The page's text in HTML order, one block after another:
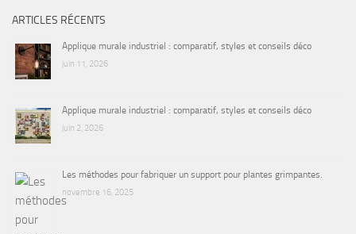
ARTICLES RÉCENTS
Applique murale industriel : comparatif, styles et conseils déco
juin 11, 2026
Applique murale industriel : comparatif, styles et conseils déco
juin 2, 2026
Les méthodes pour fabriquer un support pour plantes grimpantes.
novembre 16, 2025